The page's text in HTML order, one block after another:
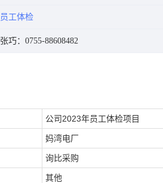
员工体检
张巧：0755-88608482
公司2023年员工体检项目
妈湾电厂
询比采购
其他